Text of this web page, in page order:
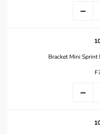
Bracket Mini